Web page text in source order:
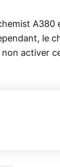
A380
le
activer